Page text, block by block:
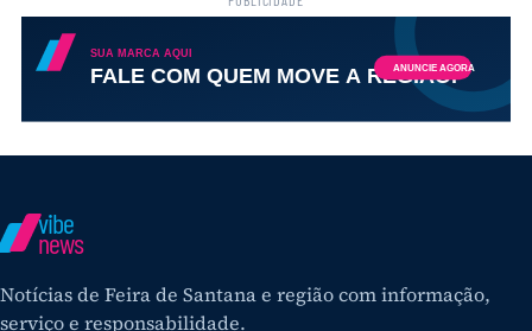
vibe
news
Notícias de Feira de Santana e região com informação,
serviço e responsabilidade.